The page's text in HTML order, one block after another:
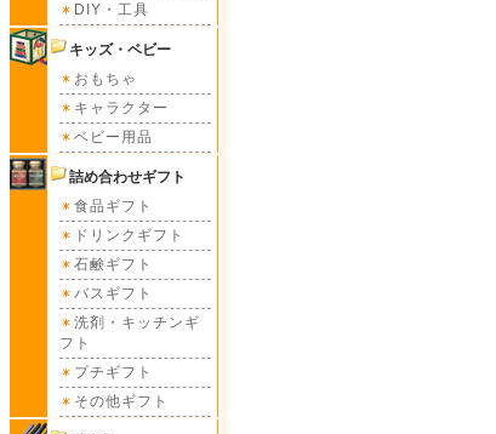
DIY・工具
キッズ・ベビー
おもちゃ
キャラクター
ベビー用品
詰め合わせギフト
食品ギフト
ドリンクギフト
石鹸ギフト
バスギフト
洗剤・キッチンギ
フト
プチギフト
その他ギフト